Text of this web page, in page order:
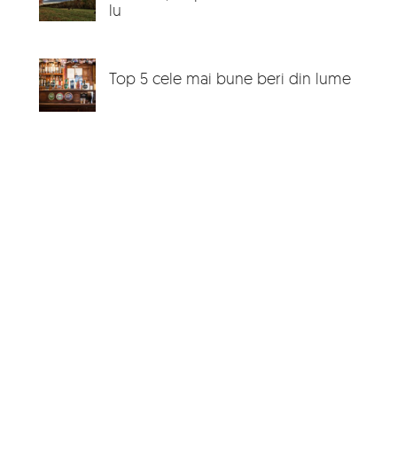
lu
Top 5 cele mai bune beri din lume